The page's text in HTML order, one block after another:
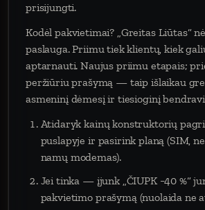
prisijungti.
Kodėl pakvietimai? „Greitas Liūtas“
paslauga. Priimu tiek klientų, kiek
aptarnauti. Naujus priimu etapais;
peržiūriu prašymą — taip išlaikau
asmeninį dėmesį ir tiesioginį
Atidaryk kainų konstruktorių
puslapyje ir pasirink planą (SIM,
namų modemas).
Jei tinka — įjunk „ČIUPK −40 %“
pakvietimo prašymą (nuolaida ne